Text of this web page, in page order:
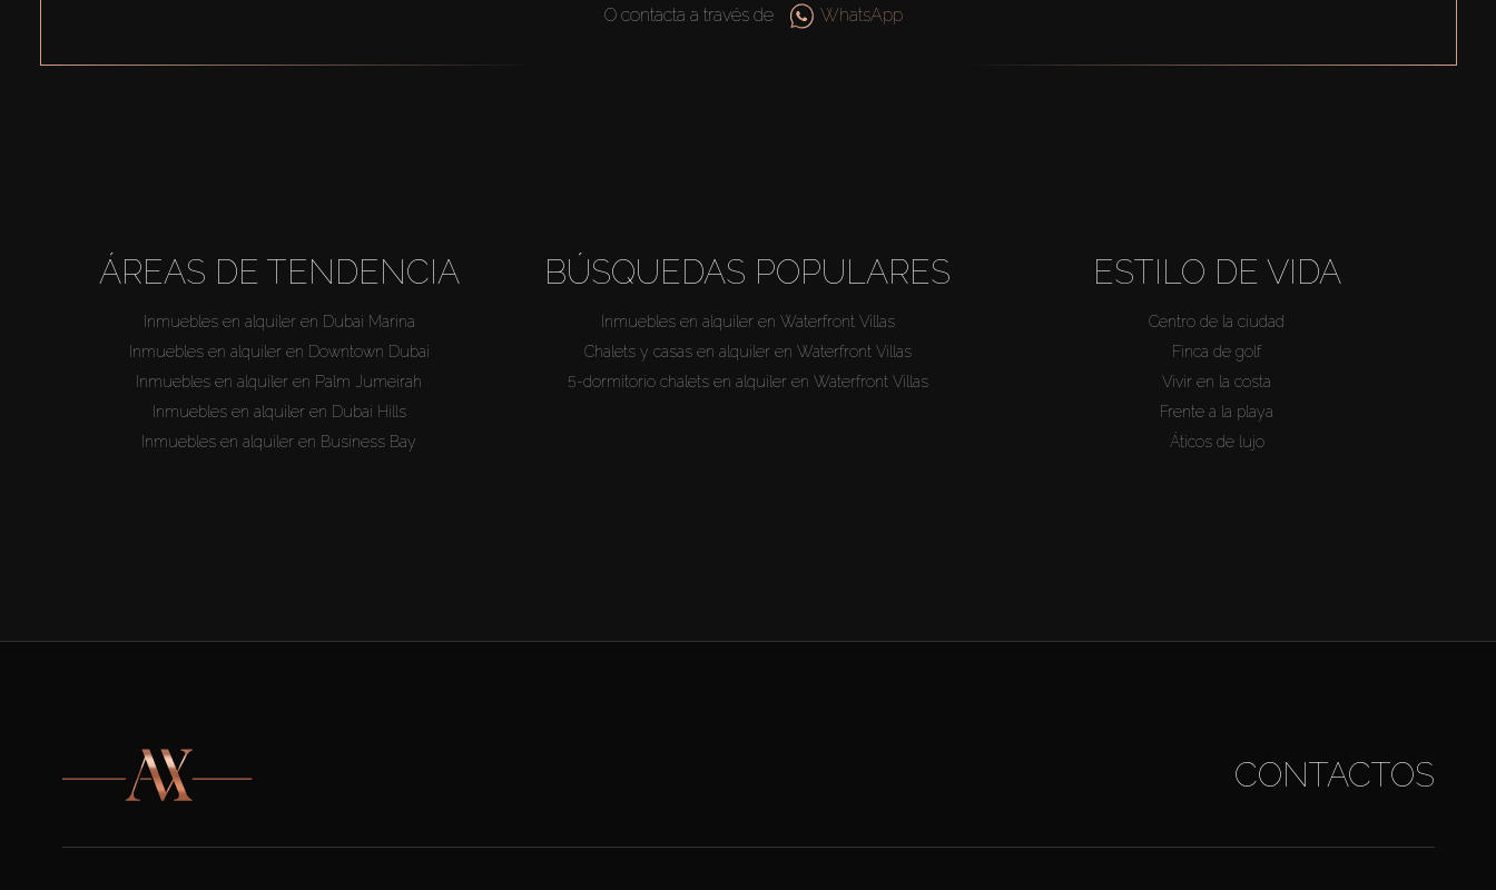
O contacta a través de WhatsApp
ÁREAS DE TENDENCIA
Inmuebles en alquiler en Dubai Marina
Inmuebles en alquiler en Downtown Dubai
Inmuebles en alquiler en Palm Jumeirah
Inmuebles en alquiler en Dubai Hills
Inmuebles en alquiler en Business Bay
BÚSQUEDAS POPULARES
Inmuebles en alquiler en Waterfront Villas
Chalets y casas en alquiler en Waterfront Villas
5-dormitorio chalets en alquiler en Waterfront Villas
ESTILO DE VIDA
Centro de la ciudad
Finca de golf
Vivir en la costa
Frente a la playa
Áticos de lujo
CONTACTOS